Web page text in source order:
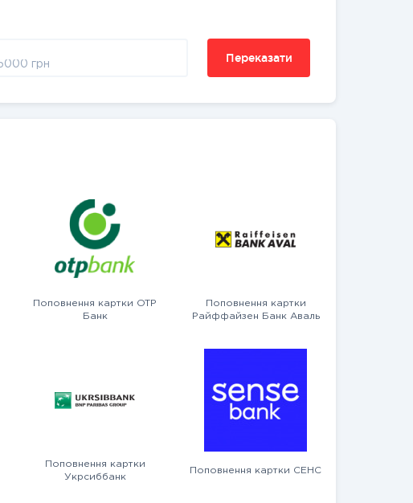
Переказати
Поповнення картки OTP
Банк
Поповнення картки
Райффайзен Банк Аваль
Поповнення картки
Укрсиббанк
Поповнення картки СЕНС